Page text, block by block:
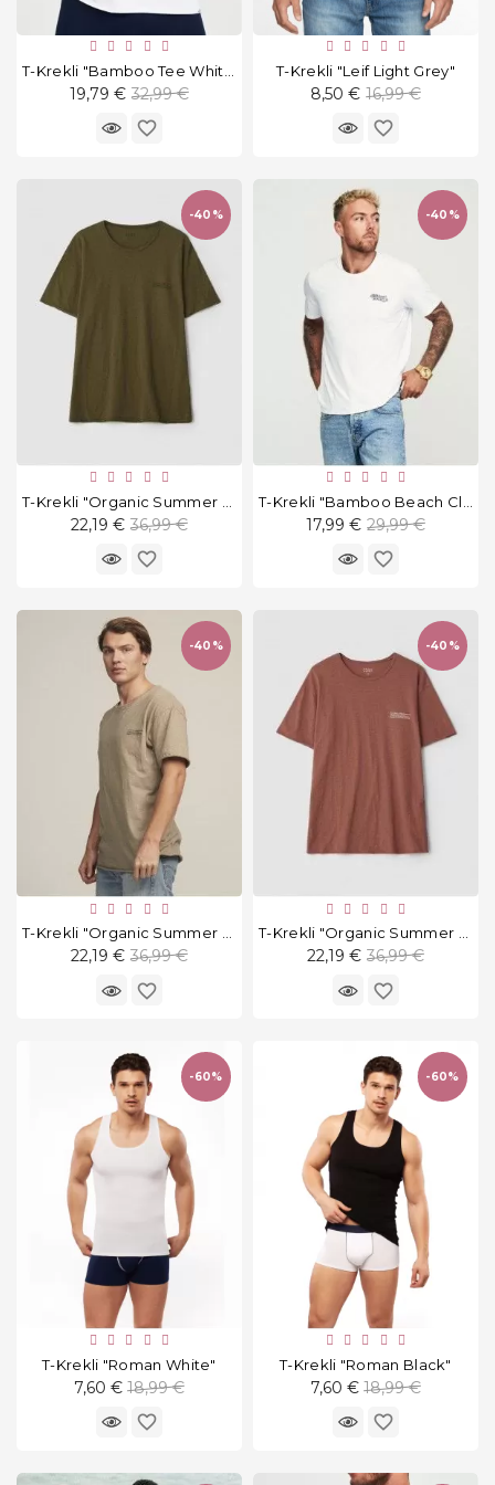
19,79 € Standarta
32,99 €
favorite_border
T-Krekli "Leif Light Grey"
8,50 € Standarta
16,99 €
favorite_border
-40%
22,19 € Standarta
cena
36,99 €
favorite_border
-40%
17,99 € Standarta
cena
29,99 €
favorite_border
-40%
T-Krekli "Organic Summer Greige"
22,19 € Standarta
36,99 €
favorite_border
-40%
T-Krekli "Organic Summer Coral"
22,19 € Standarta
36,99 €
favorite_border
-60%
T-Krekli "Roman White"
7,60 € Standarta
cena
18,99 €
favorite_border
-60%
T-Krekli "Roman Black"
7,60 € Standarta
cena
18,99 €
favorite_border